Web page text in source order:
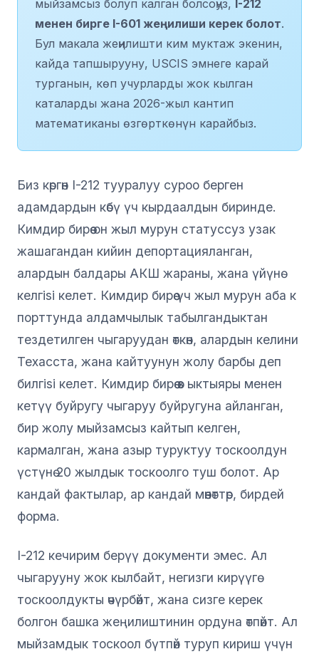
мыйзамсыз болуп калган болсоңуз, I-212
менен бирге I-601 жеңилиши керек болот.
Бул макала жеңилишти ким муктаж экенин,
кайда тапшырууну, USCIS эмнеге карай
турганын, көп учурларды жок кылган
каталарды жана 2026-жыл кантип
математиканы өзгөрткөнүн карайбыз.
Биз көргөн I-212 тууралуу суроо берген
адамдардын көбү үч кырдаалдын биринде.
Кимдир бирөө он жыл мурун статуссуз узак
жашагандан кийин депортацияланган,
алардын балдары АКШ жараны, жана үйүнө
келгisi келет. Кимдир бирөө үч жыл мурун аба к
порттунда алдамчылык табылгандыктан
тездетилген чыгаруудан өткөн, алардын келини
Техасста, жана кайтуунун жолу барбы деп
билгisi келет. Кимдир бирөө өз ыктыяры менен
кетүү буйругу чыгаруу буйругуна айланган,
бир жолу мыйзамсыз кайтып келген,
кармалган, жана азыр туруктуу тоскоолдун
үстүнө 20 жылдык тоскоолго туш болот. Ар
кандай фактылар, ар кандай мөөнөттөр, бирдей
форма.
I-212 кечирим берүү документи эмес. Ал
чыгарууну жок кылбайт, негизги кирүүгө
тоскоолдукты өчүрбөйт, жана сизге керек
болгон башка жеңилиштинин ордуна өтпөйт. Ал
мыйзамдык тоскоол бүтпөй туруп кириш үчүн